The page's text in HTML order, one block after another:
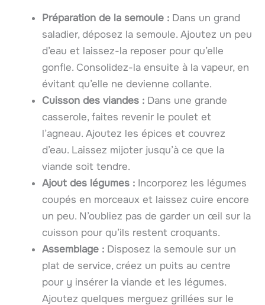
Préparation de la semoule : Dans un grand
saladier, déposez la semoule. Ajoutez un peu
d’eau et laissez-la reposer pour qu’elle
gonfle. Consolidez-la ensuite à la vapeur, en
évitant qu’elle ne devienne collante.
Cuisson des viandes : Dans une grande
casserole, faites revenir le poulet et
l’agneau. Ajoutez les épices et couvrez
d’eau. Laissez mijoter jusqu’à ce que la
viande soit tendre.
Ajout des légumes : Incorporez les légumes
coupés en morceaux et laissez cuire encore
un peu. N’oubliez pas de garder un œil sur la
cuisson pour qu’ils restent croquants.
Assemblage : Disposez la semoule sur un
plat de service, créez un puits au centre
pour y insérer la viande et les légumes.
Ajoutez quelques merguez grillées sur le